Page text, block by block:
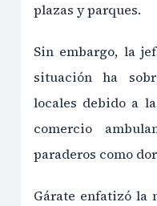
plazas y parques.
Sin embargo, la
situación ha
locales debido a
comercio
paraderos como
Gárate enfatizó la